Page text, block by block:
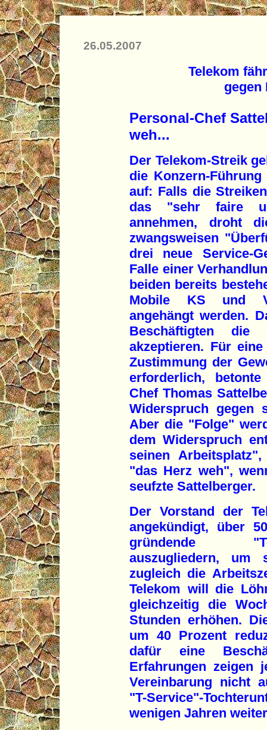
26.05.2007
Telekom
gegen
Personal-Chef
weh...
Der Telekom-Streik
die Konzern-
auf: Falls die
das "sehr faire
annehmen, droht
zwangsweisen
drei neue Service-
Falle einer
beiden bereits
Mobile KS und
angehängt werden.
Beschäftigten die
akzeptieren. Für
Zustimmung der
erforderlich,
Chef Thomas
Widerspruch gegen
Aber die "Folge"
dem Widerspruch
seinen
"das Herz weh",
seufzte Sattelberger.
Der Vorstand der
angekündigt, über
gründende "T-
auszugliedern,
zugleich die
Telekom will die
gleichzeitig die
Stunden erhöhen.
um 40 Prozent
dafür eine
Erfahrungen zeigen
Vereinbarung nicht
"T-Service"-
wenigen Jahren